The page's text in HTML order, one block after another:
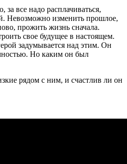
все надо расплачиваться,
Невозможно изменить прошлое,
прожить жизнь сначала.
свое будущее в настоящем.
задумывается над этим. Он
Но каким он был
рядом с ним, и счастлив ли он